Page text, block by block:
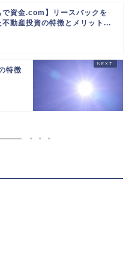
で資金.com】リースバックを
不動産投資の特徴とメリット...
特徴